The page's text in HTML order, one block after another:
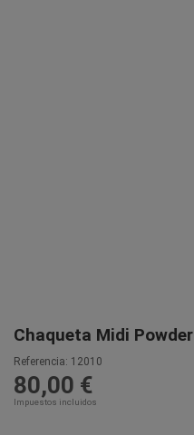
Chaqueta Midi Powder
Referencia: 12010
80,00 €
Impuestos incluidos